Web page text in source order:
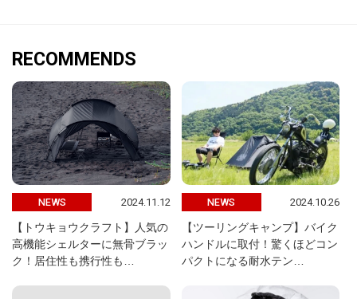
RECOMMENDS
NEWS 2024.11.12
【トウキョウクラフト】人気の
高機能シェルターに無骨ブラッ
ク！居住性も携行性も…
NEWS 2024.10.26
【ツーリングキャンプ】バイク
ハンドルに取付！驚くほどコン
パクトになる耐水テン…